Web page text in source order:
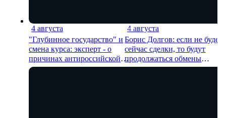
4 августа
13 мин
"Глубинное государство" и
смена курса: эксперт - о
причинах антироссийской
риторики оппозиции
4 августа
Борис Долгов: если не будет
сейчас сделки, то будут
продолжаться обмены
ударами, однако,